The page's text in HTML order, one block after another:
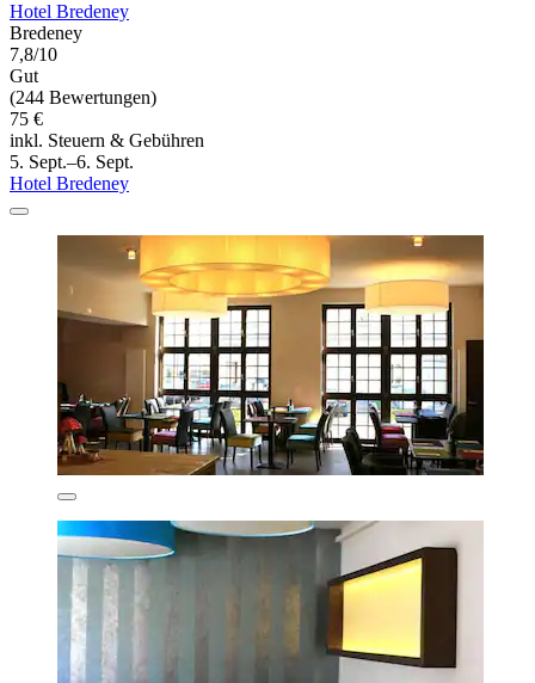
Hotel Bredeney
Bredeney
7,8/10
Gut
(244 Bewertungen)
75 €
inkl. Steuern & Gebühren
5. Sept.–6. Sept.
Hotel Bredeney